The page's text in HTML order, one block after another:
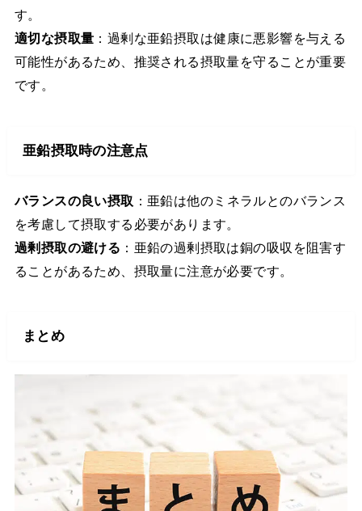
す。
適切な摂取量 ：過剰な亜鉛摂取は健康に悪影響を与える
可能性があるため、推奨される摂取量を守ることが重要
です。
亜鉛摂取時の注意点
バランスの良い摂取 ：亜鉛は他のミネラルとのバランス
を考慮して摂取する必要があります。
過剰摂取の避ける ：亜鉛の過剰摂取は銅の吸収を阻害す
ることがあるため、摂取量に注意が必要です。
まとめ